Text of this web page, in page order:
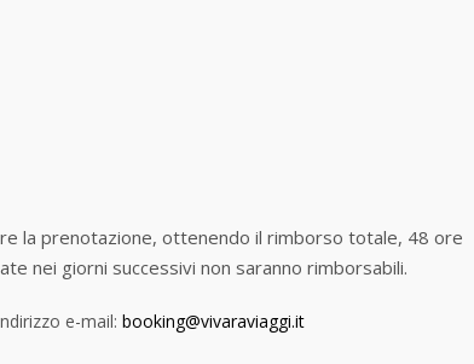
la prenotazione, ottenendo il rimborso totale, 48 ore
nei giorni successivi non saranno rimborsabili.
e-mail: booking@vivaraviaggi.it